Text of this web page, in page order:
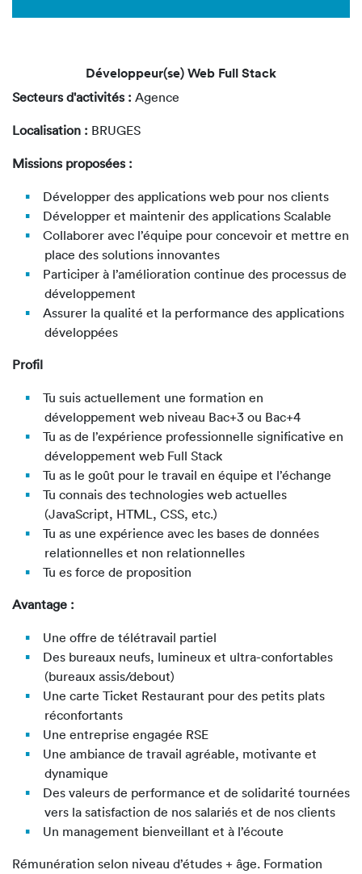
Développeur(se) Web Full Stack
Secteurs d'activités : Agence
Localisation : BRUGES
Missions proposées :
Développer des applications web pour nos clients
Développer et maintenir des applications Scalable
Collaborer avec l’équipe pour concevoir et mettre en
place des solutions innovantes
Participer à l’amélioration continue des processus de
développement
Assurer la qualité et la performance des applications
développées
Profil
Tu suis actuellement une formation en
développement web niveau Bac+3 ou Bac+4
Tu as de l’expérience professionnelle significative en
développement web Full Stack
Tu as le goût pour le travail en équipe et l’échange
Tu connais des technologies web actuelles
(JavaScript, HTML, CSS, etc.)
Tu as une expérience avec les bases de données
relationnelles et non relationnelles
Tu es force de proposition
Avantage :
Une offre de télétravail partiel
Des bureaux neufs, lumineux et ultra-confortables
(bureaux assis/debout)
Une carte Ticket Restaurant pour des petits plats
réconfortants
Une entreprise engagée RSE
Une ambiance de travail agréable, motivante et
dynamique
Des valeurs de performance et de solidarité tournées
vers la satisfaction de nos salariés et de nos clients
Un management bienveillant et à l’écoute
Rémunération selon niveau d’études + âge. Formation